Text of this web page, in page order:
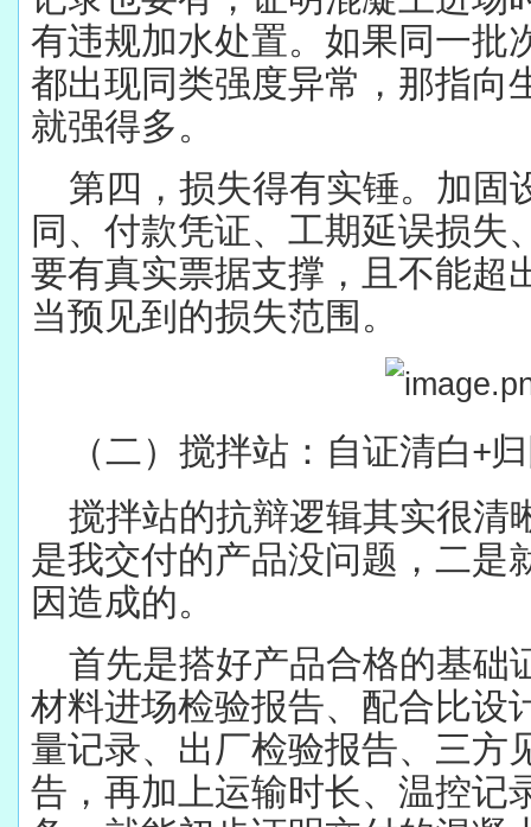
有违规加水处置。如果同一批
都出现同类强度异常，那指向
就强得多。
第四，损失得有实锤。加固
同、付款凭证、工期延误损失
要有真实票据支撑，且不能超
当预见到的损失范围。
（二）搅拌站：自证清白+
搅拌站的抗辩逻辑其实很清
是我交付的产品没问题，二是
因造成的。
首先是搭好产品合格的基础
材料进场检验报告、配合比设
量记录、出厂检验报告、三方
告，再加上运输时长、温控记